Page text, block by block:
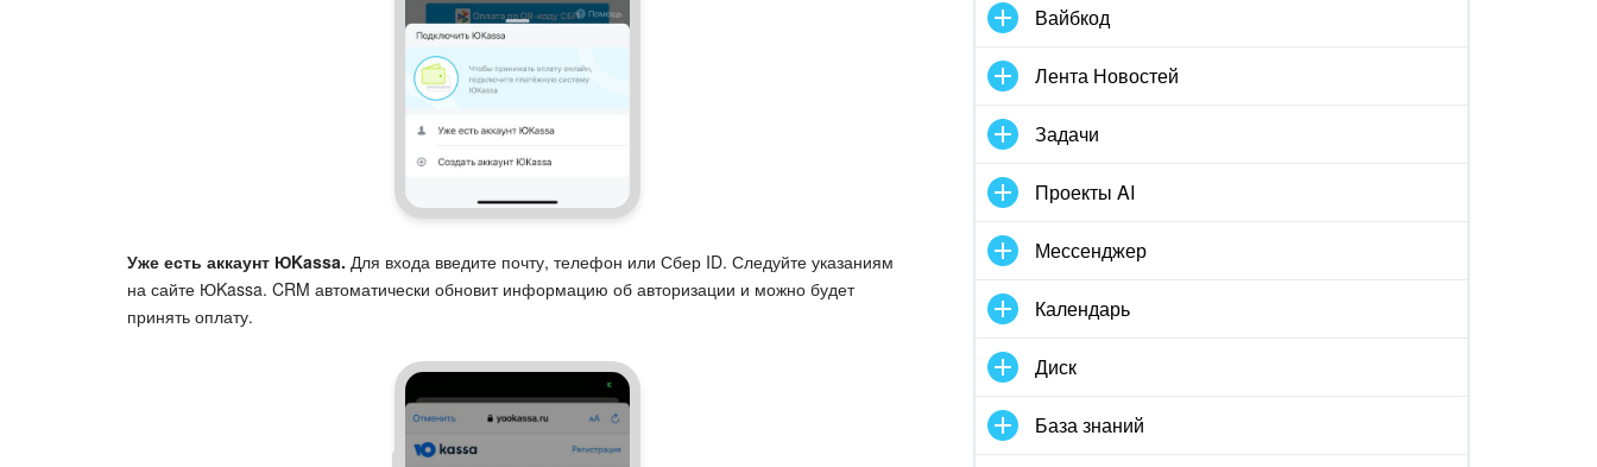
Уже есть аккаунт ЮKassa. Для входа введите почту, телефон или Сбер ID. Следуйте указаниям
на сайте ЮKassa. CRM автоматически обновит информацию об авторизации и можно будет
принять оплату.
Вайбкод
Лента Новостей
Задачи
Проекты AI
Мессенджер
Календарь
Диск
База знаний